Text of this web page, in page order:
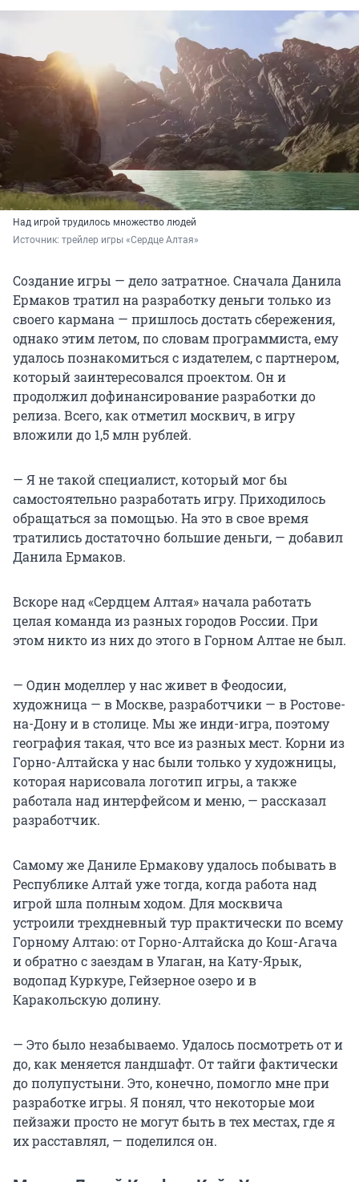
Над игрой трудилось множество людей
Источник: трейлер игры «Сердце Алтая»
Создание игры — дело затратное. Сначала Данила
Ермаков тратил на разработку деньги только из
своего кармана — пришлось достать сбережения,
однако этим летом, по словам программиста, ему
удалось познакомиться с издателем, с партнером,
который заинтересовался проектом. Он и
продолжил дофинансирование разработки до
релиза. Всего, как отметил москвич, в игру
вложили до 1,5 млн рублей.
— Я не такой специалист, который мог бы
самостоятельно разработать игру. Приходилось
обращаться за помощью. На это в свое время
тратились достаточно большие деньги, — добавил
Данила Ермаков.
Вскоре над «Сердцем Алтая» начала работать
целая команда из разных городов России. При
этом никто из них до этого в Горном Алтае не был.
— Один моделлер у нас живет в Феодосии,
художница — в Москве, разработчики — в Ростове-
на-Дону и в столице. Мы же инди-игра, поэтому
география такая, что все из разных мест. Корни из
Горно-Алтайска у нас были только у художницы,
которая нарисовала логотип игры, а также
работала над интерфейсом и меню, — рассказал
разработчик.
Самому же Даниле Ермакову удалось побывать в
Республике Алтай уже тогда, когда работа над
игрой шла полным ходом. Для москвича
устроили трехдневный тур практически по всему
Горному Алтаю: от Горно-Алтайска до Кош-Агача
и обратно с заездам в Улаган, на Кату-Ярык,
водопад Куркуре, Гейзерное озеро и в
Каракольскую долину.
— Это было незабываемо. Удалось посмотреть от и
до, как меняется ландшафт. От тайги фактически
до полупустыни. Это, конечно, помогло мне при
разработке игры. Я понял, что некоторые мои
пейзажи просто не могут быть в тех местах, где я
их расставлял, — поделился он.